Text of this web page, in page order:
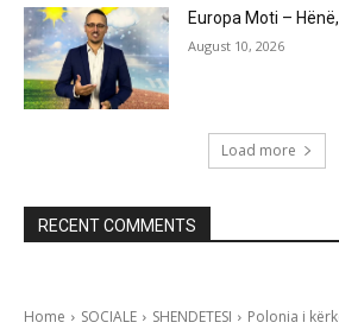
Europa Moti –
August 10, 2026
Load more
RECENT COMMENTS